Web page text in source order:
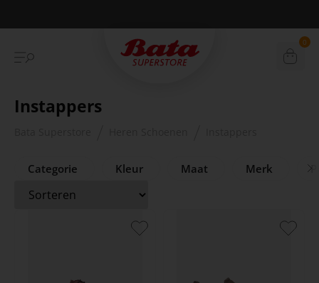
Betaal achteraf met Klarna 0
Instappers
Categorie Kleur Maat Merk